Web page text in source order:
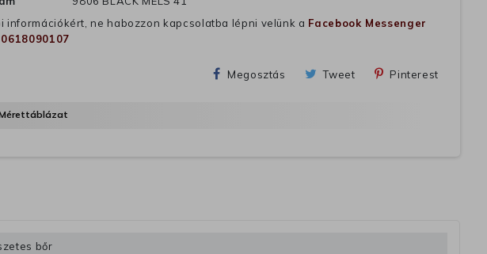
információkért, ne habozzon kapcsolatba lépni velünk a Facebook Messenger
0618090107
Megosztás Tweet Pinterest
bőr